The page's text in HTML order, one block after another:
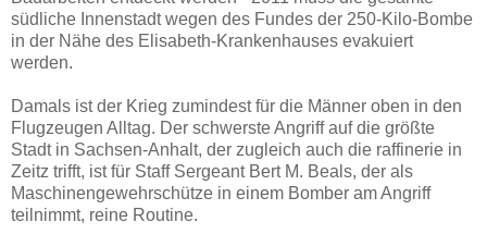
südliche Innenstadt wegen des Fundes der 250-Kilo-Bombe
in der Nähe des Elisabeth-Krankenhauses evakuiert
werden.
Damals ist der Krieg zumindest für die Männer oben in den
Flugzeugen Alltag. Der schwerste Angriff auf die größte
Stadt in Sachsen-Anhalt, der zugleich auch die raffinerie in
Zeitz trifft, ist für Staff Sergeant Bert M. Beals, der als
Maschinengewehrschütze in einem Bomber am Angriff
teilnimmt, reine Routine.